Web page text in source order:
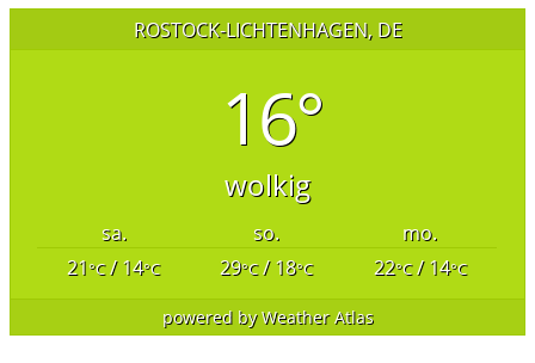
ROSTOCK-LICHTENHAGEN, DE
16°
wolkig
sa. so.
mo.
21°C/ 14°C 29°C/ 18°C 22°C/ 14°C
powered byWeather Atlas